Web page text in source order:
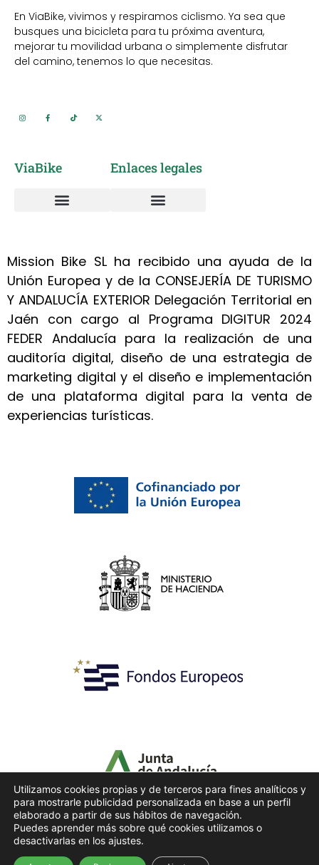
En ViaBike, vivimos y respiramos ciclismo. Ya sea que
busques una bicicleta para tu próxima aventura,
mejorar tu movilidad urbana o simplemente disfrutar
del camino, tenemos lo que necesitas.
ViaBike Enlaces legales
Mission Bike SL ha recibido una ayuda de la
Unión Europea y de la CONSEJERÍA DE TURISMO
Y ANDALUCÍA EXTERIOR Delegación Territorial en
Jaén con cargo al Programa DIGITUR 2024
FEDER Andalucía para la realización de una
auditoría digital, diseño de una estrategia de
marketing digital y el diseño e implementación
de una plataforma digital para la venta de
experiencias turísticas.
© Copyright 2025 | Derechos reservados | Web
Utilizamos cookies propias y de terceros para fines analíticos y
para mostrarle publicidad personalizada en base a un perfil
elaborado a partir de sus hábitos de navegación.
Puedes aprender más sobre qué cookies utilizamos o
desactivarlas en los ajustes.